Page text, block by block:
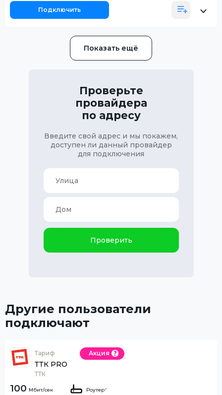
Подключить
Показать ещё
Проверьте
провайдера
по адресу
Введите свой адрес и мы покажем,
доступен ли данный провайдер
для подключения
Проверить
Другие пользователи
подключают
Тариф
ТТК PRO
ТТК
Акция
100 Роутер*